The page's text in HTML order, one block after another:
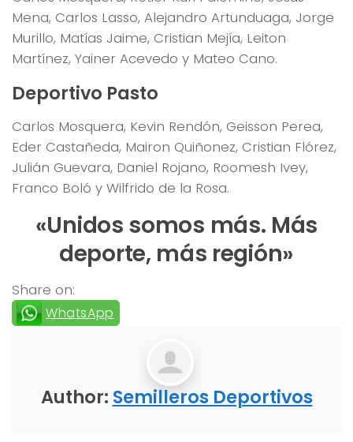
Mena, Carlos Lasso, Alejandro Artunduaga, Jorge
Murillo, Matías Jaime, Cristian Mejía, Leiton
Martínez, Yainer Acevedo y Mateo Cano.
Deportivo Pasto
Carlos Mosquera, Kevin Rendón, Geisson Perea,
Eder Castañeda, Mairon Quiñonez, Cristian Flórez,
Julián Guevara, Daniel Rojano, Roomesh Ivey,
Franco Boló y Wilfrido de la Rosa.
«Unidos somos más. Más
deporte, más región»
Share on:
WhatsApp
Author: Semilleros Deportivos